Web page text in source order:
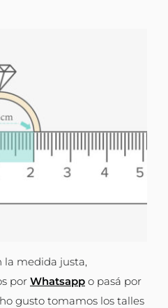
la medida justa,
por Whatsappo pasá por
gusto tomamos los talles